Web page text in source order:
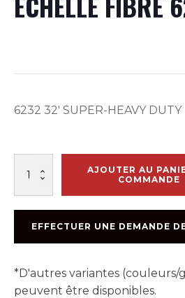
6232 32′ SUPER-HEAVY DUTY
ECHELLE
AJOUTER AU
COMMANDE
EFFECTUER UNE DEMANDE
*D'autres variantes (couleurs/
peuvent être disponibles.